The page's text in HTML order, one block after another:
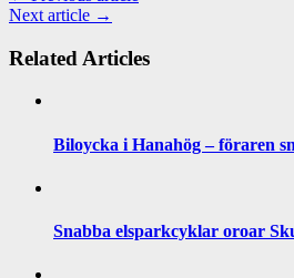
Next article →
Related Articles
Biloycka i Hanahög – föraren
Snabba elsparkcyklar oroar